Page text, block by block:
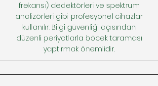
frekansı) dedektörleri ve spektrum
analizörleri gibi profesyonel cihazlar
kullanılır. Bilgi güvenliği açısından
düzenli periyotlarla böcek taraması
yaptırmak önemlidir.